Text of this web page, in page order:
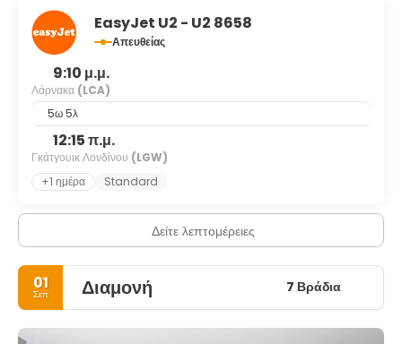
EasyJet U2 - U2 8658
Απευθείας
9:10 μ.μ.
Λάρνακα (LCA)
5ω 5λ
12:15 π.μ.
Γκάτγουικ Λονδίνου (LGW)
+1 ημέρα
Standard
Δείτε λεπτομέρειες
01
Σεπ Διαμονή 7 Βράδια